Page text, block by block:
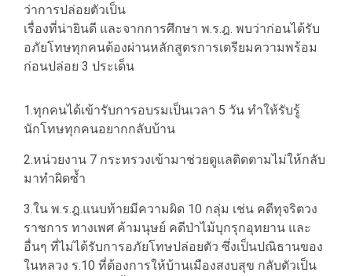
ว่าการปล่อยตัวเป็น
เรื่องที่น่ายินดี และจากการศึกษา พ.ร.ฎ. พบว่าก่อนได้รับ
อภัยโทษทุกคนต้องผ่านหลักสูตรการเตรียมความพร้อม
ก่อนปล่อย 3 ประเด็น
1.ทุกคนได้เข้ารับการอบรมเป็นเวลา 5 วัน ทำให้รับรู้
นักโทษทุกคนอยากกลับบ้าน
2.หน่วยงาน 7 กระทรวงเข้ามาช่วยดูแลติดตามไม่ให้กลับ
มาทำผิดซ้ำ
3.ใน พ.ร.ฎ.แนบท้ายมีความผิด 10 กลุ่ม เช่น คดีทุจริตวง
ราชการ ทางเพศ ค้ามนุษย์ คดีป่าไม้บุกรุกอุทยาน และ
อื่นๆ ที่ไม่ได้รับการอภัยโทษปล่อยตัว ซึ่งเป็นปณิธานของ
ในหลวง ร.10 ที่ต้องการให้บ้านเมืองสงบสุข กลับตัวเป็น